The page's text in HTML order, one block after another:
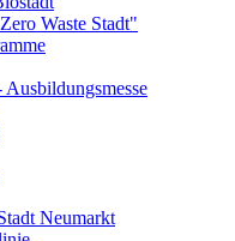
Waste Stadt"
Neumarkt